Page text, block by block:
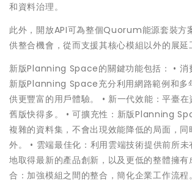
和資料治理。
此外，開放API可為整個Quorum能源套裝方
供整合機會，從而支援其核心模組以外的展延
新版Planning Space的關鍵功能包括： • 消
新版Planning Space充分利用網路範例和多
供更豐富的用戶體驗。 • 新一代效能：平臺
舊版快得多。 • 可擴充性：新版Planning
複雜的資料集，不會出現效能降低的局面，同
外。 • 雲端最佳化：利用雲端技術提供前所
地取得最新的產品創新，以及更低的整體擁有
合：加強模組之間的整合，簡化企業工作流程